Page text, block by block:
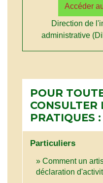
Accéder
Direction de
administrative
POUR
CONSULTER
PRATIQUES :
Particuliers
Comment un
déclaration